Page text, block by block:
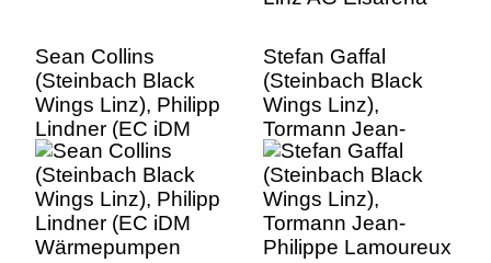
Sean Collins
(Steinbach Black
Wings Linz), Philipp
Lindner (EC iDM
Wärmepumpen
VSV) Steinbach
Black Wings Linz vs
EC IDM
Wärmepumpen
Stefan Gaffal
(Steinbach Black
Wings Linz),
Tormann Jean-
Philippe Lamoureux
(EC iDM
Wärmepumpen
VSV), Niklas Wetzl
(EC iDM